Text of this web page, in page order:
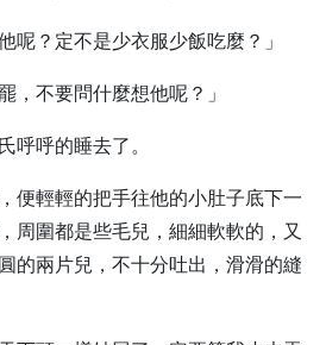
呢？定不是少衣服少飯吃麼？」
，不要問什麼想他呢？」
呼呼的睡去了。
便輕輕的把手往他的小肚子底下一
周圍都是些毛兒，細細軟軟的，又
的兩片兒，不十分吐出，滑滑的縫